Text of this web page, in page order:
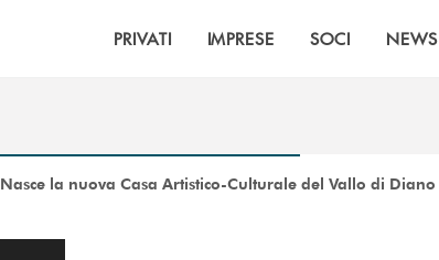
PRIVATI IMPRESE SOCI
Nasce la nuova Casa Artistico-Culturale del Vallo di Diano